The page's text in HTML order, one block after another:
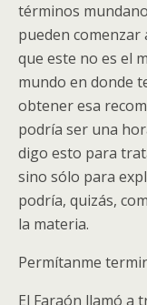
términos
pueden comenzar
que este no es el
mundo en donde
obtener esa
podría ser una
digo esto para
sino sólo para
podría, quizás,
la materia.
Permítanme
El Faraón llamó a